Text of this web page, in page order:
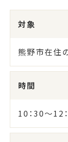
対象
熊野市在住
時間
10：30～12